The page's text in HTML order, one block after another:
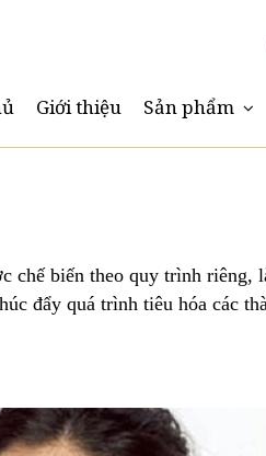
Giới thiệu Sản phẩm
chế biến theo quy trình riêng,
đẩy quá trình tiêu hóa các